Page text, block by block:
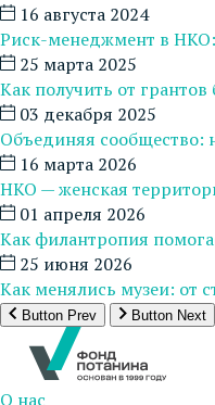
16 августа 2024
Риск-менеджмент в НКО:
25 марта 2025
Как получить от
03 декабря 2025
Объединяя сообщество:
16 марта 2026
НКО — женская
01 апреля 2026
Как филантропия
25 июня 2026
Как менялись музеи: от
Button Prev Button Next
О нас